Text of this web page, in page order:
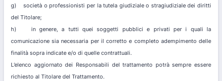
g) società o professionisti per la tutela giudiziale o stragiudiziale dei diritti
del Titolare;
h) in genere, a tutti quei soggetti pubblici e privati per i quali la
comunicazione sia necessaria per il corretto e completo adempimento delle
finalità sopra indicate e/o di quelle contrattuali.
L’elenco aggiornato dei Responsabili del trattamento potrà sempre essere
richiesto al Titolare del Trattamento.